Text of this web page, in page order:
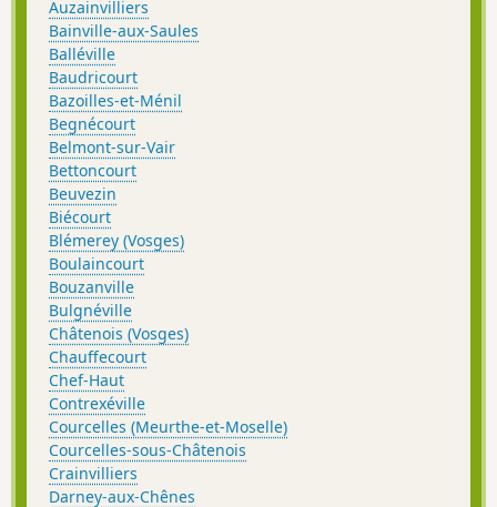
Auzainvilliers
Bainville-aux-Saules
Balléville
Baudricourt
Bazoilles-et-Ménil
Begnécourt
Belmont-sur-Vair
Bettoncourt
Beuvezin
Biécourt
Blémerey (Vosges)
Boulaincourt
Bouzanville
Bulgnéville
Châtenois (Vosges)
Chauffecourt
Chef-Haut
Contrexéville
Courcelles (Meurthe-et-Moselle)
Courcelles-sous-Châtenois
Crainvilliers
Darney-aux-Chênes